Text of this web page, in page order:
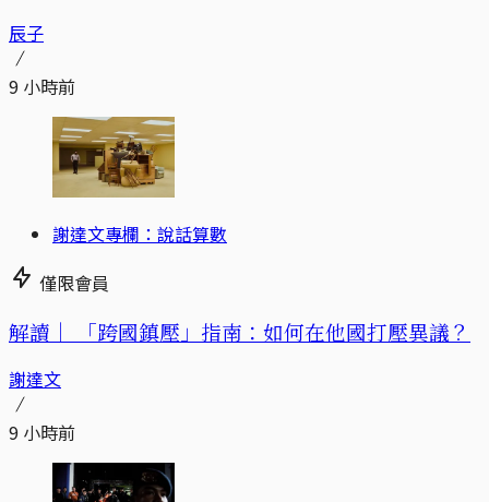
辰子
9 小時前
謝達文專欄：說話算數
僅限會員
解讀｜ 「跨國鎮壓」指南：如何在他國打壓異議？
謝達文
9 小時前